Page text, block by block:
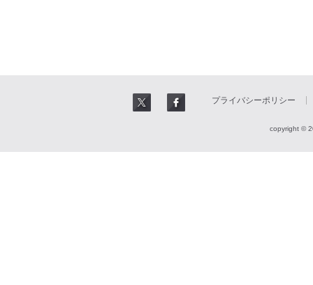
プライバシーポリシー
copyright ©